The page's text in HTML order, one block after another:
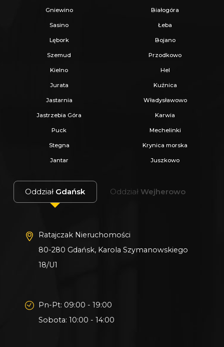
Gniewino Białogóra
Sasino Łeba
Lębork Bojano
Szemud Przodkowo
Kielno Hel
Jurata Kuźnica
Jastarnia Władysławowo
Jastrzebia Góra Karwia
Puck Mechelinki
Stegna Krynica morska
Jantar Juszkowo
Oddział Gdańsk Oddział Wejherowo
Ratajczak Nieruchomości
80-280 Gdańsk, Karola Szymanowskiego
18/U1
Pn-Pt: 09:00 - 19:00
Sobota: 10:00 - 14:00